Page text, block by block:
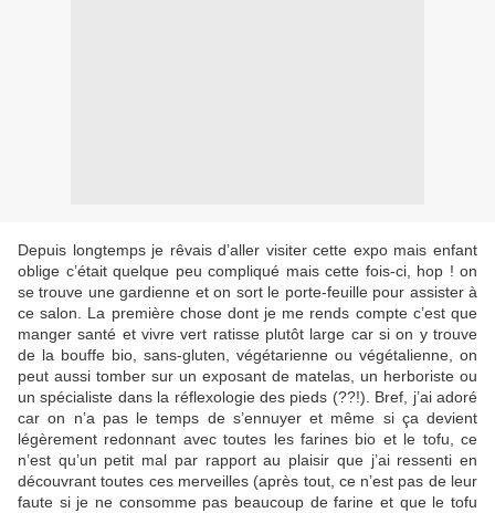
Depuis longtemps je rêvais d’aller visiter cette expo mais enfant
oblige c’était quelque peu compliqué mais cette fois-ci, hop ! on
se trouve une gardienne et on sort le porte-feuille pour assister à
ce salon. La première chose dont je me rends compte c’est que
manger santé et vivre vert ratisse plutôt large car si on y trouve
de la bouffe bio, sans-gluten, végétarienne ou végétalienne, on
peut aussi tomber sur un exposant de matelas, un herboriste ou
un spécialiste dans la réflexologie des pieds (??!). Bref, j’ai adoré
car on n’a pas le temps de s’ennuyer et même si ça devient
légèrement redonnant avec toutes les farines bio et le tofu, ce
n’est qu’un petit mal par rapport au plaisir que j’ai ressenti en
découvrant toutes ces merveilles (après tout, ce n’est pas de leur
faute si je ne consomme pas beaucoup de farine et que le tofu